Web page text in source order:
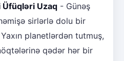
Üfüqləri Uzaq - Günəş
sirlərlə dolu bir
planetlərdən tutmuş,
qədər hər bir